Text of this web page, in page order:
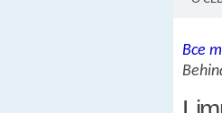
Все